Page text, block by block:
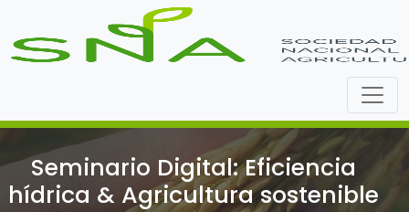
Seminario Digital: Eficiencia
hídrica & Agricultura sostenible